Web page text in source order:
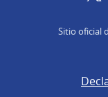
Sitio oficial